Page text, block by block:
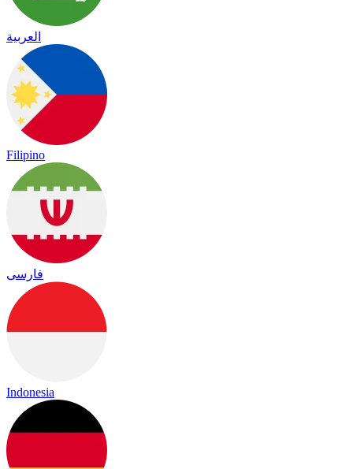
العربية
Filipino
فارسی
Indonesia